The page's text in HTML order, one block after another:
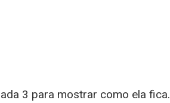
3 para mostrar como ela fica.